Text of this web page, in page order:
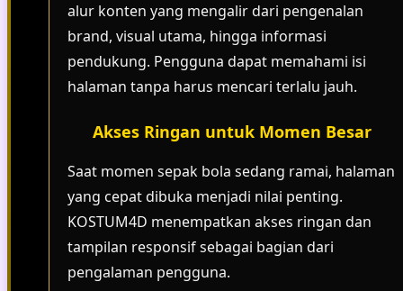
alur konten yang mengalir dari pengenalan
brand, visual utama, hingga informasi
pendukung. Pengguna dapat memahami isi
halaman tanpa harus mencari terlalu jauh.
Akses Ringan untuk Momen Besar
Saat momen sepak bola sedang ramai, halaman
yang cepat dibuka menjadi nilai penting.
KOSTUM4D menempatkan akses ringan dan
tampilan responsif sebagai bagian dari
pengalaman pengguna.